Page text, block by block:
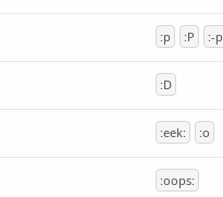
:p :P :-p
:D
:eek: :o
:oops: